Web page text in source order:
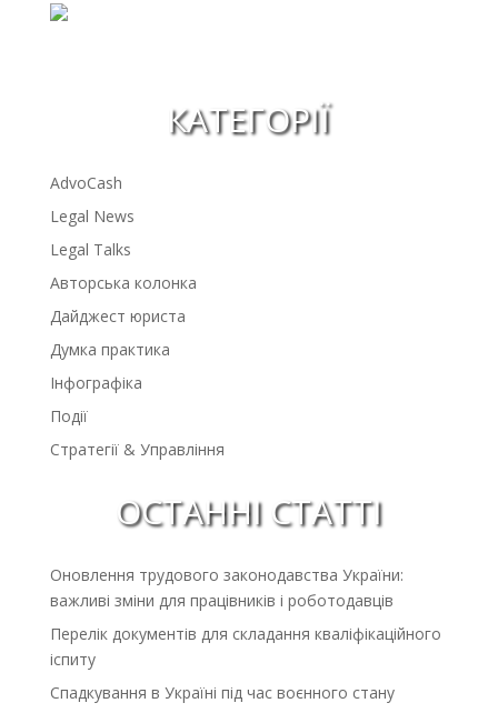
КАТЕГОРІЇ
AdvoCash
Legal News
Legal Talks
Авторська колонка
Дайджест юриста
Думка практика
Інфографіка
Події
Стратегії & Управління
ОСТАННІ СТАТТІ
Оновлення трудового законодавства України:
важливі зміни для працівників і роботодавців
Перелік документів для складання кваліфікаційного
іспиту
Спадкування в Україні під час воєнного стану